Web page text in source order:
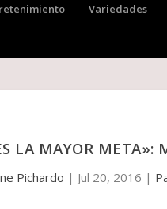
Variedades
LA MAYOR META»:
Pichardo | Jul 20, 2016 |